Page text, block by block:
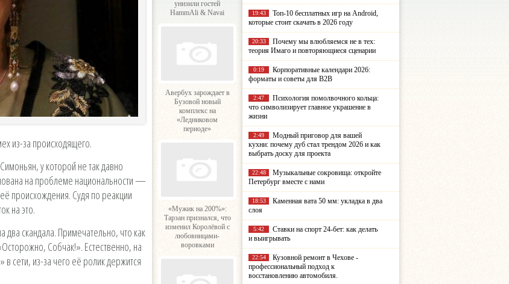
из-за происходящего.
у которой не так давно
на проблеме национальности —
происхождения. Судя по реакции
на это.
два скандала. Примечательно, что как
Собчак!». Естественно, на
сети, из-за чего её ролик держится
унизили гостей
HammAli & Navai
Авербух зарождает в
Бузовой новый
комплекс на
«Ледниковом
периоде»
«Мужик на 200%»:
Тарзан признался, что
изменил Королёвой с
любовницами-
воровками
19:43
Топ-10 бесплатных игр на Android,
которые стоит скачать в 2026 году
20:33
Почему мы влюбляемся не в тех:
теория Имаго и повторяющиеся сценарии
0:19
Корпоративные календари 2026:
форматы и советы для B2B
2:47
Психология помолвочного кольца:
что символизирует главное украшение в
жизни
2:49
Модный приговор для вашей
кухни: почему дуб стал трендом 2026 и как
выбрать доску для проекта
22:48
Музыкальные сокровища: откройте
Петербург вместе с нами
18:53
Каменная вата 50 мм: укладка в два
слоя
5:42
Ставки на спорт 24-бет: как делать
и выигрывать
22:54
Кузовной ремонт в Чехове -
профессиональный подход к
восстановлению автомобиля.